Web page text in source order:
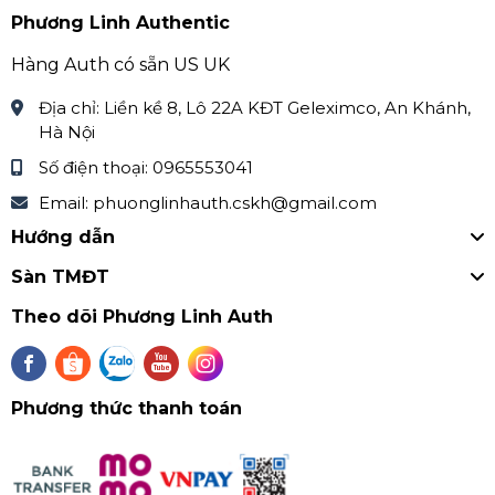
Liên hệ với Phương Linh Authentic:
Khách lẻ và khách shop vui lòng liên hệ với Phương
Zalo: Phương Linh Authentic 0965553041
Zalo: Phương Linh Kids 0868424370
Facebook
Fanpape:https://www.facebook.com/PhuongLinhAut
hentic.page
Phương Linh Authentic
Hàng Auth có sẵn US UK
Địa chỉ: Liền kề 8, Lô 22A KĐT Geleximco, An Khánh,
Hà Nội
Số điện thoại: 0965553041
Email: phuonglinhauth.cskh@gmail.com
Hướng dẫn
Sàn TMĐT
Theo dõi Phương Linh Auth
Phương thức thanh toán